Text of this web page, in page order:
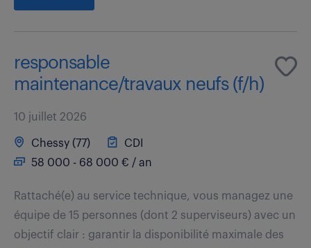
responsable
maintenance/travaux neufs (f/h)
10 juillet 2026
Chessy (77)
CDI
58 000 - 68 000 € / an
Rattaché(e) au service technique, vous managez une
équipe de 15 personnes (dont 2 superviseurs) avec un
objectif clair : garantir la disponibilité maximale des